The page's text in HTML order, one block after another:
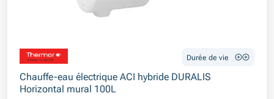
Durée de vie
Chauffe-eau électrique ACI hybride DURALIS
Horizontal mural 100L